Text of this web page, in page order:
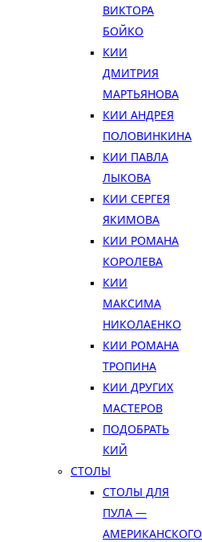
ВИКТОРА
БОЙКО
КИИ
ДМИТРИЯ
МАРТЬЯНОВА
КИИ АНДРЕЯ
ПОЛОВИНКИНА
КИИ ПАВЛА
ЛЫКОВА
КИИ СЕРГЕЯ
ЯКИМОВА
КИИ РОМАНА
КОРОЛЕВА
КИИ
МАКСИМА
НИКОЛАЕНКО
КИИ РОМАНА
ТРОПИНА
КИИ ДРУГИХ
МАСТЕРОВ
ПОДОБРАТЬ
КИЙ
СТОЛЫ
СТОЛЫ ДЛЯ
ПУЛА —
АМЕРИКАНСКОГО